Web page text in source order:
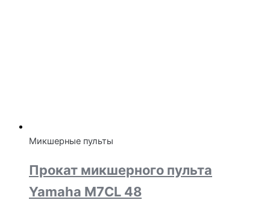
Микшерные пульты
Прокат микшерного пульта
Yamaha M7CL 48